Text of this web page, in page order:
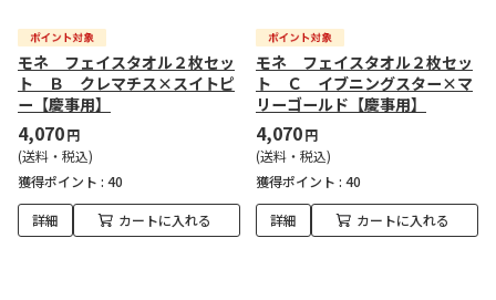
モネ フェイスタオル２枚セッ
ト Ｂ クレマチス×スイトピ
ー【慶事用】
4,070円
(送料・税込)
獲得ポイント : 40
詳細 カートに入れる
モネ フェイスタオル２枚セッ
ト Ｃ イブニングスター×マ
リーゴールド【慶事用】
4,070円
(送料・税込)
獲得ポイント : 40
詳細 カートに入れる